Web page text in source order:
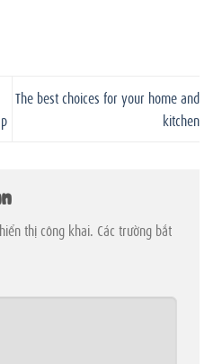
The best choices for your home and
kitchen
thị công khai. Các trường bắt